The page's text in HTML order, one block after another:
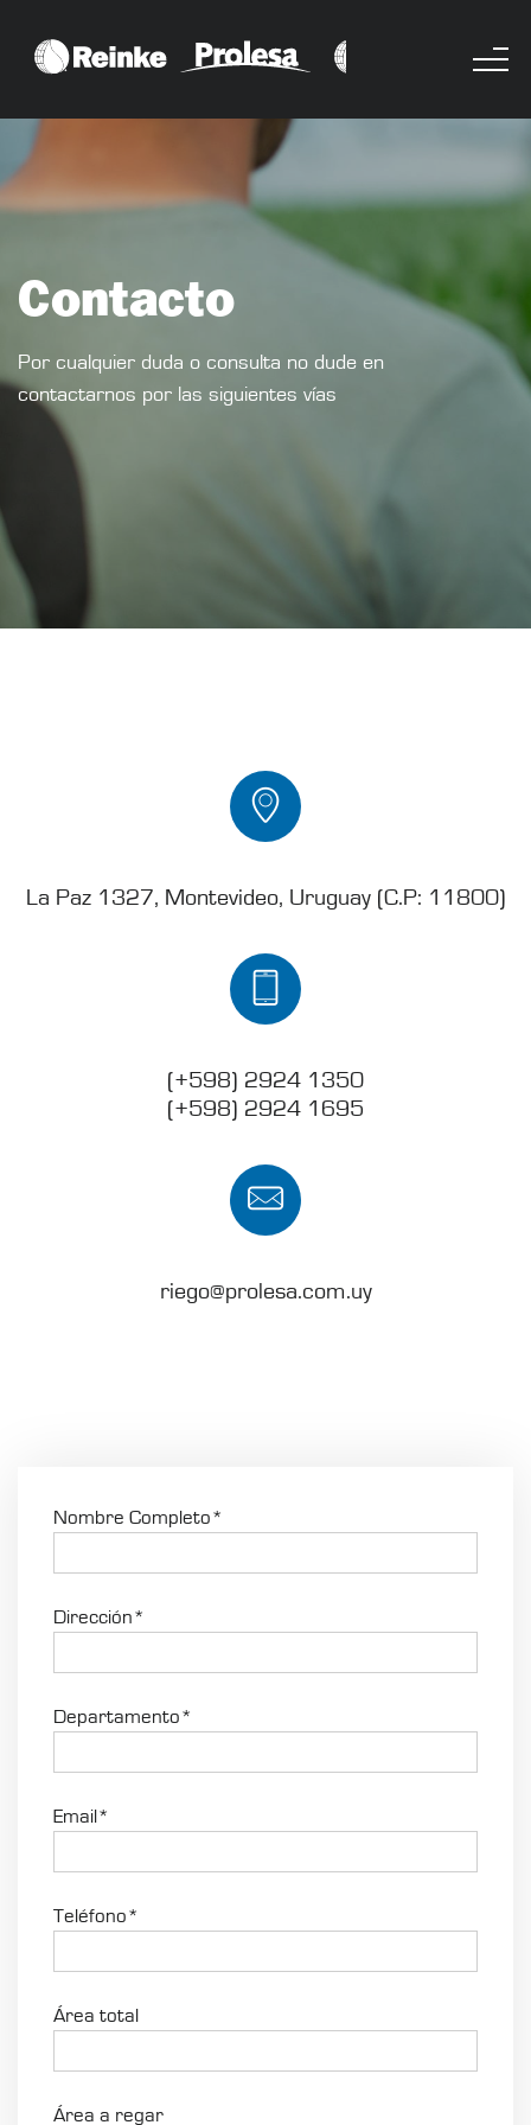
Contacto
Por cualquier duda o consulta no dude en
contactarnos por las siguientes vías
La Paz 1327, Montevideo, Uruguay (C.P: 11800)
(+598) 2924 1350
(+598) 2924 1695
riego@prolesa.com.uy
Nombre Completo*
Dirección*
Departamento*
Email*
Teléfono*
Área total
Área a regar